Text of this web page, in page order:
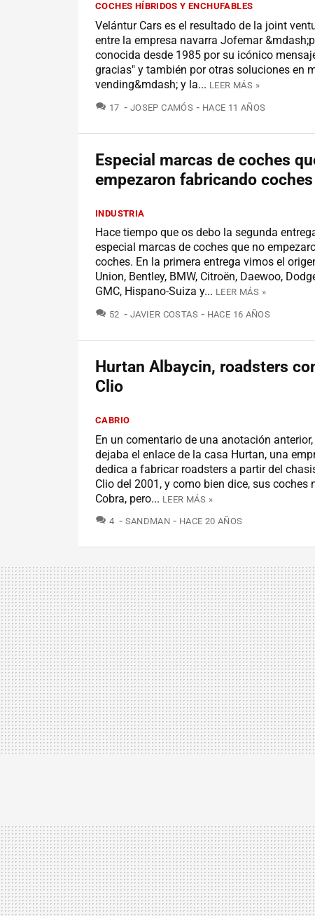
COCHES HÍBRIDOS Y ENCHUFABLES
Velántur Cars es el resultado de la joint
entre la empresa navarra Jofemar
conocida desde 1985 por su icónico
gracias" y también por otras soluciones en
vending&mdash; y la... LEER MÁS »
17 COMENTARIOS
JOSEP CAMÓS HACE 11 AÑOS
Especial marcas de coches
empezaron fabricando
INDUSTRIA
Hace tiempo que os debo la segunda
especial marcas de coches que no
coches. En la primera entrega vimos el
Union, Bentley, BMW, Citroën, Daewoo,
GMC, Hispano-Suiza y... LEER MÁS »
52 COMENTARIOS
JAVIER COSTAS HACE 16 AÑOS
Hurtan Albaycin, roadsters
Clio
CABRIO
En un comentario de una anotación
dejaba el enlace de la casa Hurtan, una
dedica a fabricar roadsters a partir del
Clio del 2001, y como bien dice, sus coches
Cobra, pero... LEER MÁS »
4 COMENTARIOS
SANDMAN HACE 20 AÑOS